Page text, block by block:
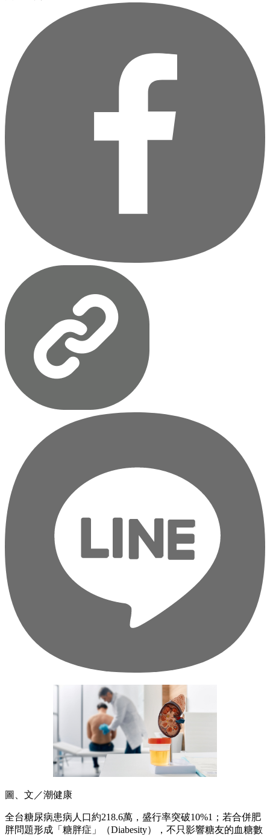
圖、文／潮健康
全台糖尿病患病人口約218.6萬，盛行率突破10%1；若合併肥
胖問題形成「糖胖症」（Diabesity），不只影響糖友的血糖數